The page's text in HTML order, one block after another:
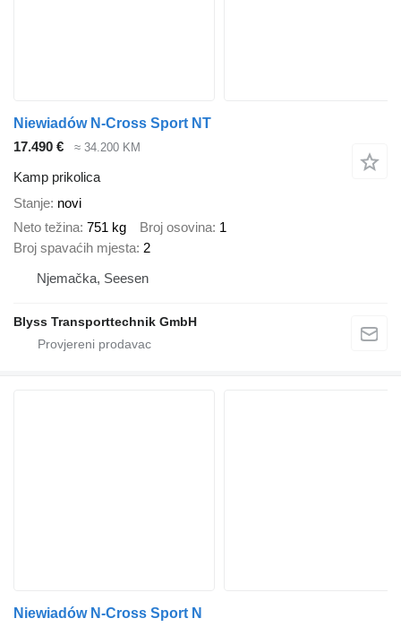
Niewiadów N-Cross Sport NT
17.490 €
≈ 34.200 KM
Kamp prikolica
Stanje novi
Neto težina 751 kg Broj osovina 1
Broj spavaćih mjesta 2
Njemačka, Seesen
Blyss Transporttechnik GmbH
Niewiadów N-Cross Sport N